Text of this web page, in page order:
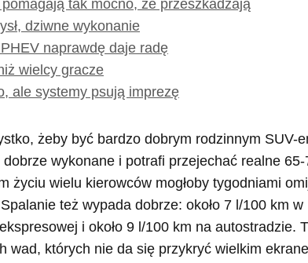
tak mocno, że przeszkadzają
dziwne wykonanie
naprawdę daje radę
wielcy gracze
ale systemy psują imprezę
żeby być bardzo dobrym rodzinnym SUV-
wykonane i potrafi przejechać realne 65-
życiu wielu kierowców mogłoby tygodniami
też wypada dobrze: około 7 l/100 km w
i około 9 l/100 km na autostradzie.
wad, których nie da się przykryć wielkim